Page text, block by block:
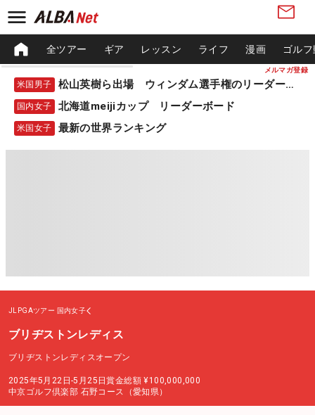
メルマガ登録
全ツアー ギア レッスン ライフ 漫画 ゴル
米国男子 松山英樹ら出場 ウィンダム選手権のリーダーボード
国内女子 北海道meijiカップ リーダーボード
米国女子 最新の世界ランキング
JLPGAツアー 国内女子
ブリヂストンレディス
ブリヂストンレディスオープン
2025年5月22日-5月25日賞金総額 ¥100,000,000
中京ゴルフ倶楽部 石野コース（愛知県）